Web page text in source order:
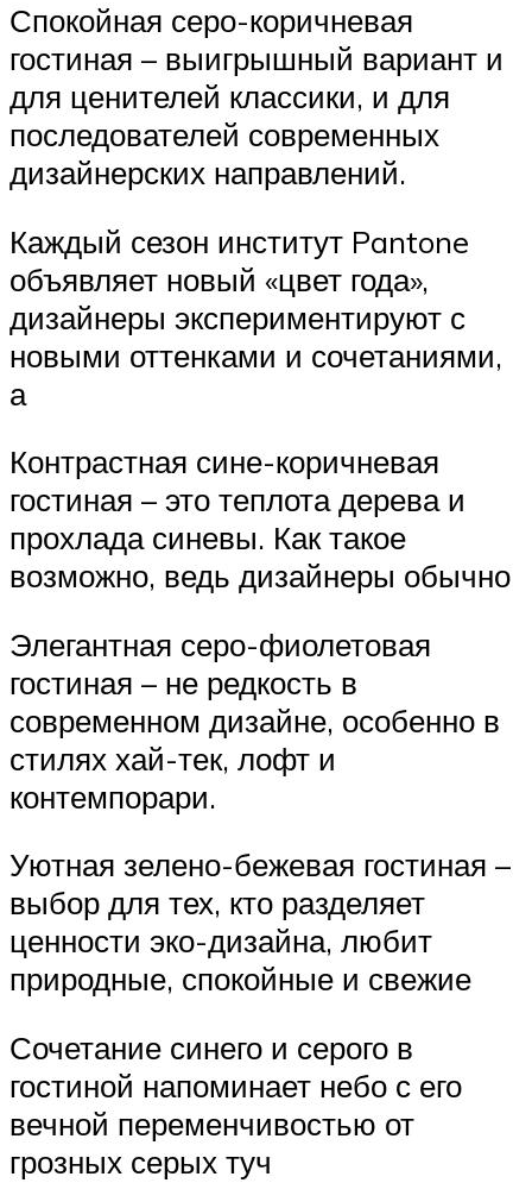
Спокойная серо-коричневая
гостиная – выигрышный вариант и
для ценителей классики, и для
последователей современных
дизайнерских направлений.
Каждый сезон институт Pantone
объявляет новый «цвет года»,
дизайнеры экспериментируют с
новыми оттенками и сочетаниями,
а
Контрастная сине-коричневая
гостиная – это теплота дерева и
прохлада синевы. Как такое
возможно, ведь дизайнеры обычно
Элегантная серо-фиолетовая
гостиная – не редкость в
современном дизайне, особенно в
стилях хай-тек, лофт и
контемпорари.
Уютная зелено-бежевая гостиная –
выбор для тех, кто разделяет
ценности эко-дизайна, любит
природные, спокойные и свежие
Сочетание синего и серого в
гостиной напоминает небо с его
вечной переменчивостью от
грозных серых туч